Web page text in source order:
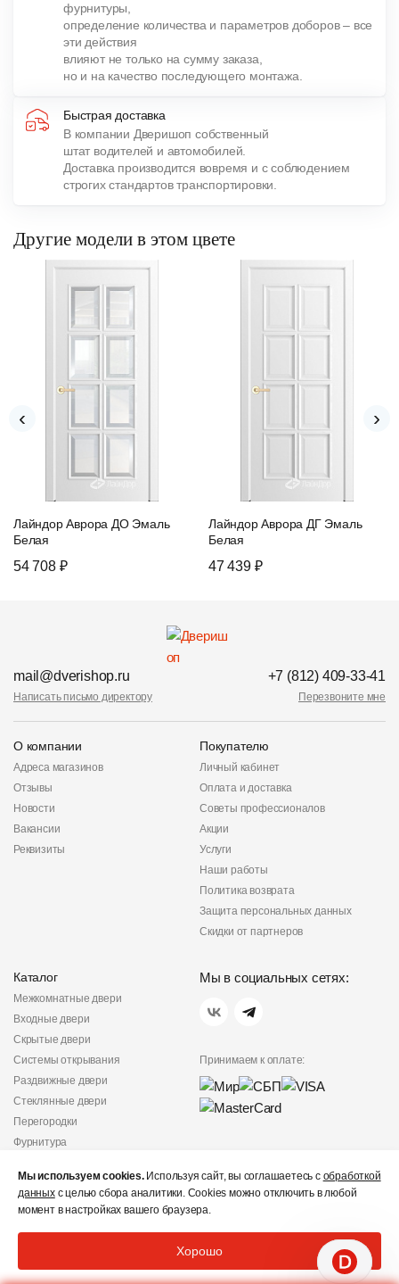
фурнитуры,
определение количества и параметров доборов – все
эти действия
влияют не только на сумму заказа,
но и на качество последующего монтажа.
Быстрая доставка
В компании Дверишоп собственный
штат водителей и автомобилей.
Доставка производится вовремя и с соблюдением
строгих стандартов транспортировки.
Другие модели в этом цвете
Лайндор Аврора ДО Эмаль
Белая
54 708 ₽
Лайндор Аврора ДГ Эмаль
Белая
47 439 ₽
‹ ›
mail@dverishop.ru
Написать письмо директору
+7 (812) 409-33-41
Перезвоните мне
О компании
Адреса магазинов
Отзывы
Новости
Вакансии
Реквизиты
Покупателю
Личный кабинет
Оплата и доставка
Советы профессионалов
Акции
Услуги
Наши работы
Политика возврата
Защита персональных данных
Скидки от партнеров
Каталог
Межкомнатные двери
Входные двери
Скрытые двери
Системы открывания
Раздвижные двери
Стеклянные двери
Перегородки
Фурнитура
Мы в социальных сетях:
Принимаем к оплате:
конфиденциальности
Не является публичной
© «Дверишоп» 2012 - 2026
Мы используем cookies.Используя сайт, вы соглашаетесь с обработкой
данныхс целью сбора аналитики. Cookies можно отключить в любой
момент в настройках вашего браузера.
Хорошо